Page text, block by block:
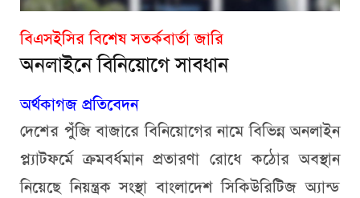
বিএসইসির বিশেষ সতর্কবার্তা জারি
অনলাইনে বিনিয়োগে সাবধান
অর্থকাগজ প্রতিবেদন
দেশের পুঁজি বাজারে বিনিয়োগের নামে বিভিন্ন অনলাইন
প্ল্যাটফর্মে ক্রমবর্ধমান প্রতারণা রোধে কঠোর অবস্থান
নিয়েছে নিয়ন্ত্রক সংস্থা বাংলাদেশ সিকিউরিটিজ অ্যান্ড